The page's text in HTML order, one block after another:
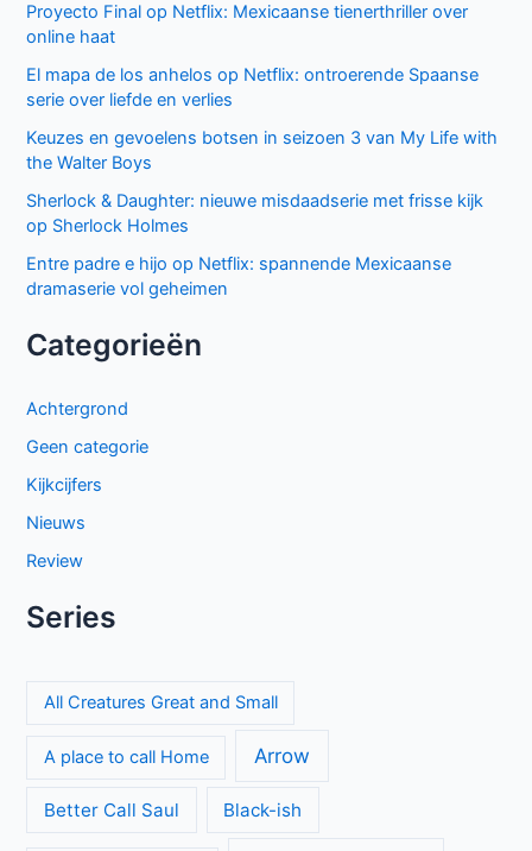
Proyecto Final op Netflix: Mexicaanse tienerthriller over
online haat
El mapa de los anhelos op Netflix: ontroerende Spaanse
serie over liefde en verlies
Keuzes en gevoelens botsen in seizoen 3 van My Life with
the Walter Boys
Sherlock & Daughter: nieuwe misdaadserie met frisse kijk
op Sherlock Holmes
Entre padre e hijo op Netflix: spannende Mexicaanse
dramaserie vol geheimen
Categorieën
Achtergrond
Geen categorie
Kijkcijfers
Nieuws
Review
Series
All Creatures Great and Small
A place to call Home Arrow
Better Call Saul Black-ish